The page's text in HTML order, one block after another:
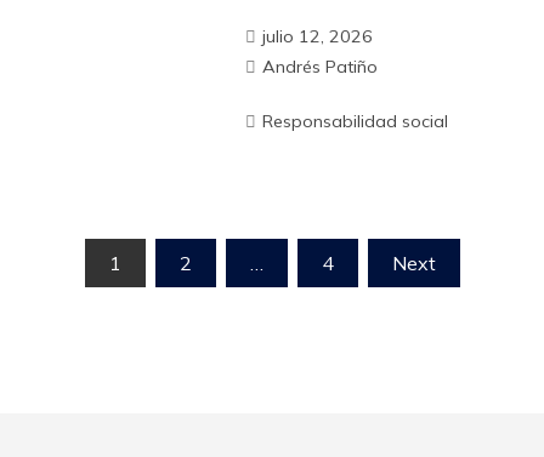
julio 12, 2026
Andrés Patiño
Responsabilidad social
Paginación
1 2 … 4 Next